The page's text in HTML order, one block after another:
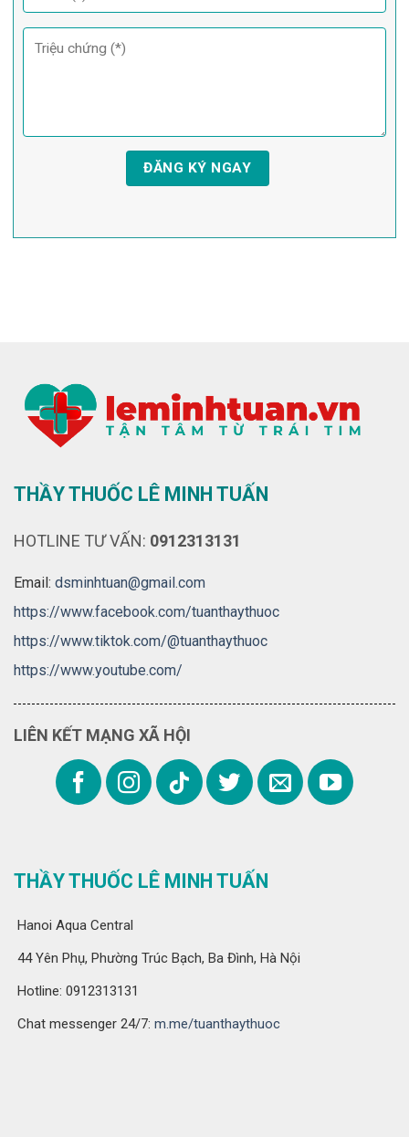
THẦY THUỐC LÊ MINH TUẤN
HOTLINE TƯ VẤN: 0912313131
Email: dsminhtuan@gmail.com
https://www.facebook.com/tuanthaythuoc
https://www.tiktok.com/@tuanthaythuoc
https://www.youtube.com/
LIÊN KẾT MẠNG XÃ HỘI
THẦY THUỐC LÊ MINH TUẤN
Hanoi Aqua Central
44 Yên Phụ, Phường Trúc Bạch, Ba Đình, Hà Nội
Hotline: 0912313131
Chat messenger 24/7: m.me/tuanthaythuoc